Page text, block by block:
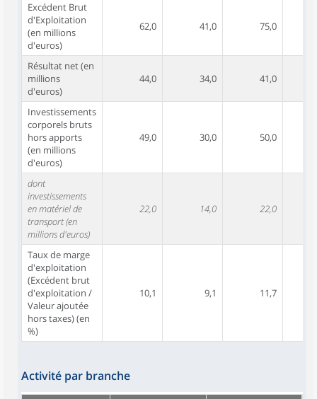
Excédent Brut
d'Exploitation
(en millions
d'euros)
62,0 41,0 75,0
Résultat net (en
millions
d'euros)
44,0 34,0 41,0
Investissements
corporels bruts
hors apports
(en millions
d'euros)
49,0 30,0 50,0
dont
investissements
en matériel de
transport (en
millions d'euros)
22,0 14,0 22,0
Taux de marge
d'exploitation
(Excédent brut
d'exploitation /
Valeur ajoutée
hors taxes) (en
%)
10,1 9,1 11,7
Activité par branche